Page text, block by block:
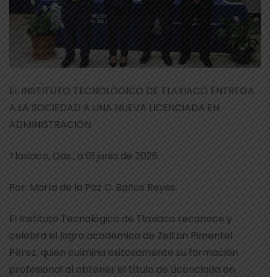
EL INSTITUTO TECNOLÓGICO DE TLAXIACO ENTREGA
A LA SOCIEDAD A UNA NUEVA LICENCIADA EN
ADMINISTRACIÓN.
Tlaxiaco, Oax., a 01 junio de 2026.
Por: María de la Paz C. Baños Reyes.
El Instituto Tecnológico de Tlaxiaco reconoce y
celebra el logro académico de Zeltzin Pimentel
Pérez, quien culmina exitosamente su formación
profesional al obtener el título de Licenciada en